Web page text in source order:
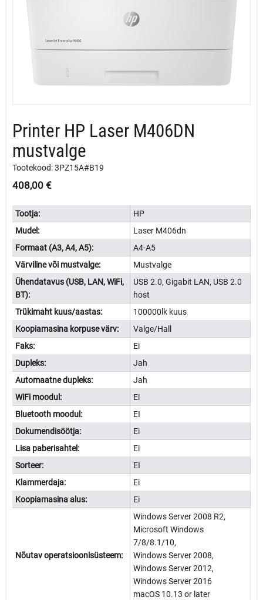
Printer HP Laser M406DN
mustvalge
Tootekood: 3PZ15A#B19
408,00 €
Tootja:
HP
Mudel:
Laser M406dn
Formaat (A3, A4, A5):
A4-A5
Värviline või mustvalge:
Mustvalge
Ühendatavus (USB, LAN, WiFi,
BT):
USB 2.0, Gigabit LAN, USB 2.0
host
Trükimaht kuus/aastas:
100000lk kuus
Koopiamasina korpuse värv:
Valge/Hall
Faks:
Ei
Dupleks:
Jah
Automaatne dupleks:
Jah
WiFi moodul:
Ei
Bluetooth moodul:
EI
Dokumendisöötja:
Ei
Lisa paberisahtel:
Ei
Sorteer:
EI
Klammerdaja:
Ei
Koopiamasina alus:
Ei
Nõutav operatsioonisüsteem:
Windows Server 2008 R2,
Microsoft Windows
7/8/8.1/10,
Windows Server 2008,
Windows Server 2012,
Windows Server 2016
macOS 10.13 or later